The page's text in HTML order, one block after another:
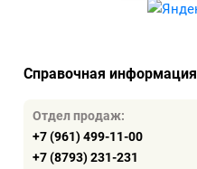
Справочная информация
Отдел продаж:
+7 (961) 499-11-00
+7 (8793) 231-231